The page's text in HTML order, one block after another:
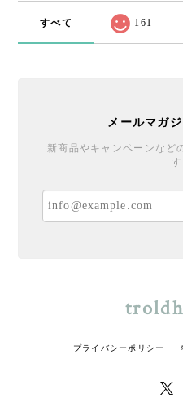
すべて 161
メールマガ
新商品やキャンペーンなど
す
プライバシーポリシー